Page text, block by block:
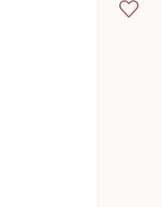
ADD